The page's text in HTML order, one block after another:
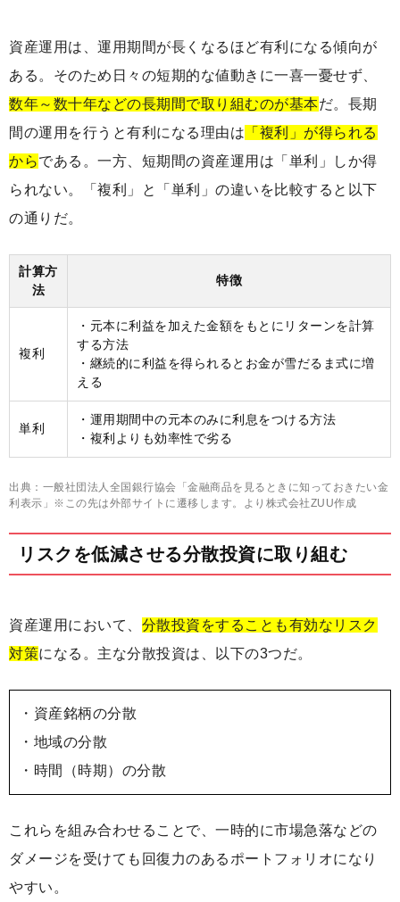
資産運用は、運用期間が長くなるほど有利になる傾向が
ある。そのため日々の短期的な値動きに一喜一憂せず、
数年～数十年などの長期間で取り組むのが基本だ。長期
間の運用を行うと有利になる理由は 「複利」が得られる
からである。一方、短期間の資産運用は「単利」しか得
られない。「複利」と「単利」の違いを比較すると以下
の通りだ。
計算方
法
特徴
複利
・元本に利益を加えた金額をもとにリターンを計算
する方法
・継続的に利益を得られるとお金が雪だるま式に増
える
単利
・運用期間中の元本のみに利息をつける方法
・複利よりも効率性で劣る
出典：一般社団法人全国銀行協会「金融商品を見るときに知っておきたい金
利表示」※この先は外部サイトに遷移します。より株式会社ZUU作成
リスクを低減させる分散投資に取り組む
資産運用において、 分散投資をすることも有効なリスク
対策になる。主な分散投資は、以下の3つだ。
・資産銘柄の分散
・地域の分散
・時間（時期）の分散
これらを組み合わせることで、一時的に市場急落などの
ダメージを受けても回復力のあるポートフォリオになり
やすい。